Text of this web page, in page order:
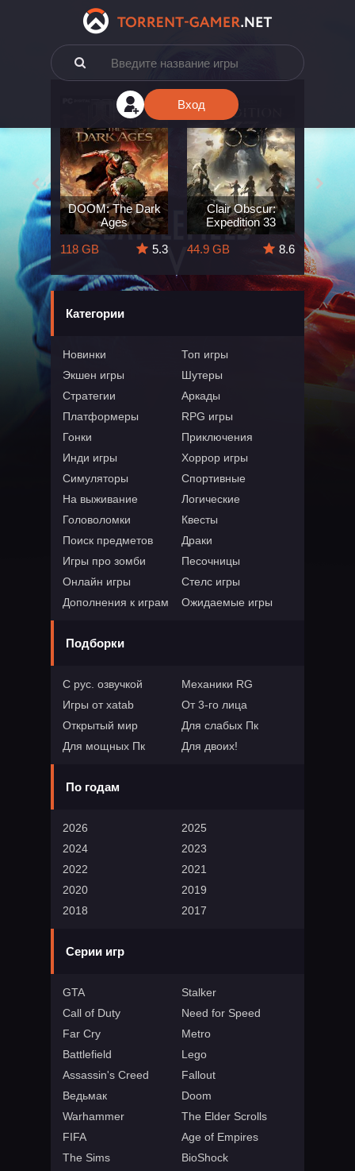
Вход
The
5.7
DOOM: The Dark
Ages
118 GB
5.3
Clair Obscur:
Expedition 33
44.9 GB
8.6
164 GB
Категории
Новинки
Топ игры
Экшен игры
Шутеры
Стратегии
Аркады
Платформеры
RPG игры
Гонки
Приключения
Инди игры
Хоррор игры
Симуляторы
Спортивные
На выживание
Логические
Головоломки
Квесты
Поиск предметов
Драки
Игры про зомби
Песочницы
Онлайн игры
Стелс игры
Дополнения к играм
Ожидаемые игры
Подборки
С рус. озвучкой
Механики RG
Игры от xatab
От 3-го лица
Открытый мир
Для слабых Пк
Для мощных Пк
Для двоих!
По годам
2026
2025
2024
2023
2022
2021
2020
2019
2018
2017
Серии игр
GTA
Stalker
Call of Duty
Need for Speed
Far Cry
Metro
Battlefield
Lego
Assassin's Creed
Fallout
Ведьмак
Doom
Warhammer
The Elder Scrolls
FIFA
Age of Empires
The Sims
BioShock